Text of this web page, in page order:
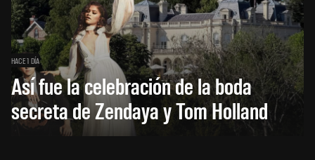
HACE 1 DÍA
Así fue la celebración de la boda
secreta de Zendaya y Tom Holland